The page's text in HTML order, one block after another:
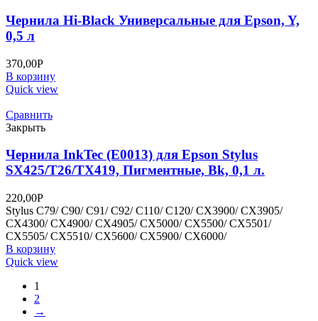
Чернила Hi-Black Универсальные для Epson, Y,
0,5 л
370,00Р
В корзину
Quick view
Сравнить
Закрыть
Чернила InkTec (E0013) для Epson Stylus
SX425/T26/TX419, Пигментные, Bk, 0,1 л.
220,00Р
Stylus C79/ C90/ C91/ C92/ C110/ C120/ CX3900/ CX3905/
CX4300/ CX4900/ CX4905/ CX5000/ CX5500/ CX5501/
CX5505/ CX5510/ CX5600/ CX5900/ CX6000/
В корзину
Quick view
1
2
→